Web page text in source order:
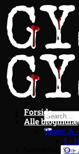
Fortsæt
til
indhold
Forside
Alle
Bøger: A
I – N
O –